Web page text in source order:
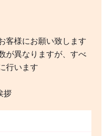
にお願い致します
なりますが、すべ
行います
拶